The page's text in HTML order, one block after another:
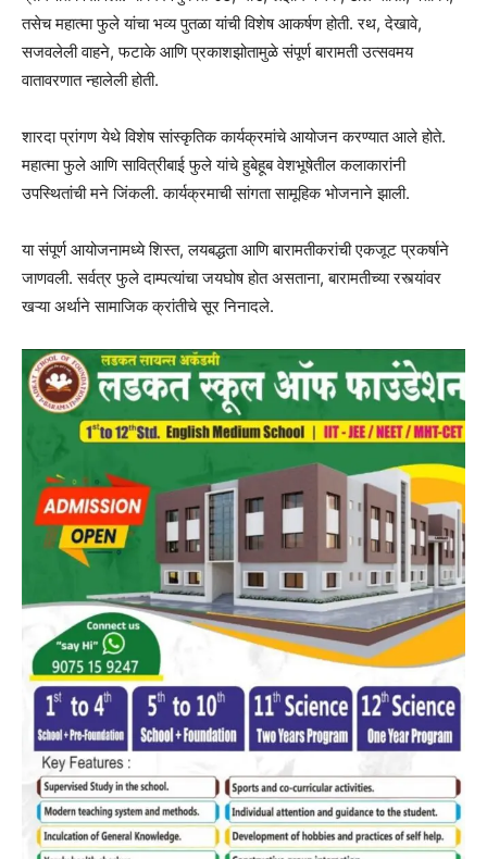
तसेच महात्मा फुले यांचा भव्य पुतळा यांची विशेष आकर्षण होती. रथ, देखावे,
सजवलेली वाहने, फटाके आणि प्रकाशझोतामुळे संपूर्ण बारामती उत्सवमय
वातावरणात न्हालेली होती.
शारदा प्रांगण येथे विशेष सांस्कृतिक कार्यक्रमांचे आयोजन करण्यात आले होते.
महात्मा फुले आणि सावित्रीबाई फुले यांचे हुबेहूब वेशभूषेतील कलाकारांनी
उपस्थितांची मने जिंकली. कार्यक्रमाची सांगता सामूहिक भोजनाने झाली.
या संपूर्ण आयोजनामध्ये शिस्त, लयबद्धता आणि बारामतीकरांची एकजूट प्रकर्षाने
जाणवली. सर्वत्र फुले दाम्पत्यांचा जयघोष होत असताना, बारामतीच्या रस्त्यांवर
खऱ्या अर्थाने सामाजिक क्रांतीचे सूर निनादले.